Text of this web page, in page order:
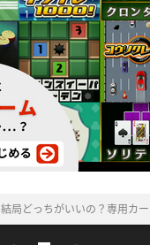
結局どっちがいいの？専用カ